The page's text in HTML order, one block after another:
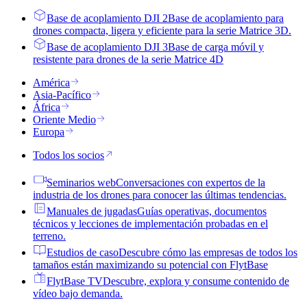
Base de acoplamiento DJI 2Base de acoplamiento para
drones compacta, ligera y eficiente para la serie Matrice 3D.
Base de acoplamiento DJI 3Base de carga móvil y
resistente para drones de la serie Matrice 4D
América
Asia-Pacífico
África
Oriente Medio
Europa
Todos los socios
Seminarios webConversaciones con expertos de la
industria de los drones para conocer las últimas tendencias.
Manuales de jugadasGuías operativas, documentos
técnicos y lecciones de implementación probadas en el
terreno.
Estudios de casoDescubre cómo las empresas de todos los
tamaños están maximizando su potencial con FlytBase
FlytBase TVDescubre, explora y consume contenido de
vídeo bajo demanda.